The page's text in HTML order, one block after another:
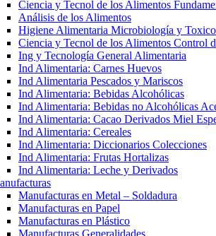
Ciencia y Tecnol de los Alimentos
Análisis de los Alimentos
Higiene Alimentaria Microbiología y
Ciencia y Tecnol de los Alimentos Control
Ing y Tecnología General Alimentaria
Ind Alimentaria: Carnes Huevos
Ind Alimentaria Pescados y Mariscos
Ind Alimentaria: Bebidas Alcohólicas
Ind Alimentaria: Bebidas no Alcohólicas
Ind Alimentaria: Cacao Derivados Miel
Ind Alimentaria: Cereales
Ind Alimentaria: Diccionarios Colecciones
Ind Alimentaria: Frutas Hortalizas
Ind Alimentaria: Leche y Derivados
Manufacturas en Metal – Soldadura
Manufacturas en Papel
Manufacturas en Plástico
Manufacturas Generalidades